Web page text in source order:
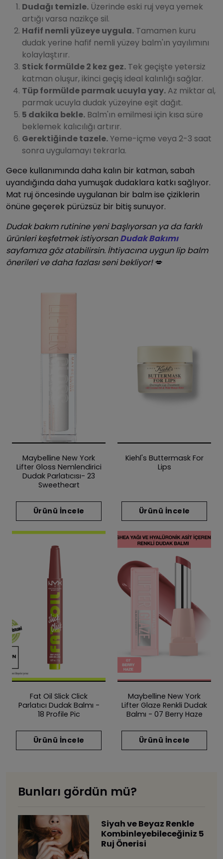
Dudağı temizle. Üzerinde eski ruj veya yemek
artığı varsa nazikçe sil.
Hafif nemli yüzeye uygula. Tamamen kuru
dudak yerine hafif nemli yüzey balm'ın yayılımını
kolaylaştırır.
Stick formülde 2 kez gez. Tek geçişte yetersiz
katman oluşur, ikinci geçiş ideal kalınlığı sağlar.
Tüp formülde parmak ucuyla yay. Az miktar al,
parmak ucuyla dudak yüzeyine eşit dağıt.
5 dakika bekle. Balm'ın emilmesi için kısa süre
beklemek kalıcılığı artırır.
Gerektiğinde tazele.Yeme-içme veya 2-3 saat
sonra uygulamayı tekrarla.
Gece kullanımında daha kalın bir katman, sabah
uyandığında daha yumuşak dudaklara katkı sağlıyor.
Mat ruj öncesinde uygulanan bir balm ise çiziklerin
önüne geçerek pürüzsüz bir bitiş sunuyor.
Dudak bakım rutinine yeni başlıyorsan ya da farklı
ürünleri keşfetmek istiyorsan Dudak Bakımı
sayfamıza göz atabilirsin. İhtiyacına uygun lip balm
önerileri ve daha fazlası seni bekliyor!💋
Maybelline New York
Lifter Gloss Nemlendirici
Dudak Parlatıcısı- 23
Sweetheart
Ürünü İncele
Kiehl's Buttermask For
Lips
Ürünü İncele
Fat Oil Slick Click
Parlatıcı Dudak Balmı -
18 Profile Pic
Ürünü İncele
Maybelline New York
Lifter Glaze Renkli Dudak
Balmı - 07 Berry Haze
Ürünü İncele
Bunları gördün mü?
Siyah ve Beyaz Renkle
Kombinleyebileceğiniz 5
Ruj Önerisi